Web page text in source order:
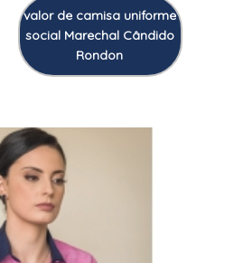
valor de camisa uniforme
social Marechal Cândido
Rondon